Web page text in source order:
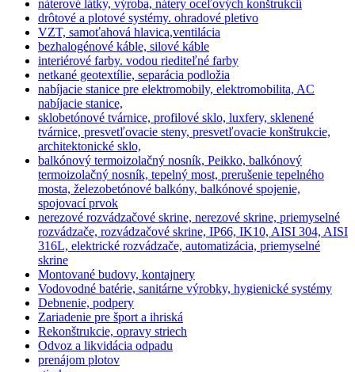
náterové látky, výroba, nátery oceľových konštrukcií
drôtové a plotové systémy. ohradové pletivo
VZT, samoťahová hlavica,ventilácia
bezhalogénové káble, silové káble
interiérové farby. vodou riediteľné farby
netkané geotextílie, separácia podložia
nabíjacie stanice pre elektromobily, elektromobilita, AC
nabíjacie stanice,
sklobetónové tvárnice, profilové sklo, luxfery, sklenené
tvárnice, presvetľovacie steny, presvetľovacie konštrukcie,
architektonické sklo,
balkónový termoizolačný nosník, Peikko, balkónový
termoizolačný nosník, tepelný most, prerušenie tepelného
mosta, železobetónové balkóny, balkónové spojenie,
spojovací prvok
nerezové rozvádzačové skrine, nerezové skrine, priemyselné
rozvádzače, rozvádzačové skrine, IP66, IK10, AISI 304, AISI
316L, elektrické rozvádzače, automatizácia, priemyselné
skrine
Montované budovy, kontajnery
Vodovodné batérie, sanitárne výrobky, hygienické systémy
Debnenie, podpery
Zariadenie pre šport a ihriská
Rekonštrukcie, opravy striech
Odvoz a likvidácia odpadu
prenájom plotov